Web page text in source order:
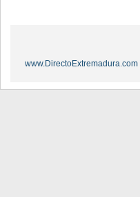
www.DirectoExtremadura.com